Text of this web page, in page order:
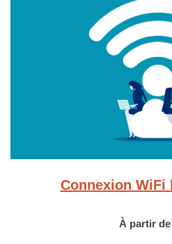
Connexion WiFi
À partir de